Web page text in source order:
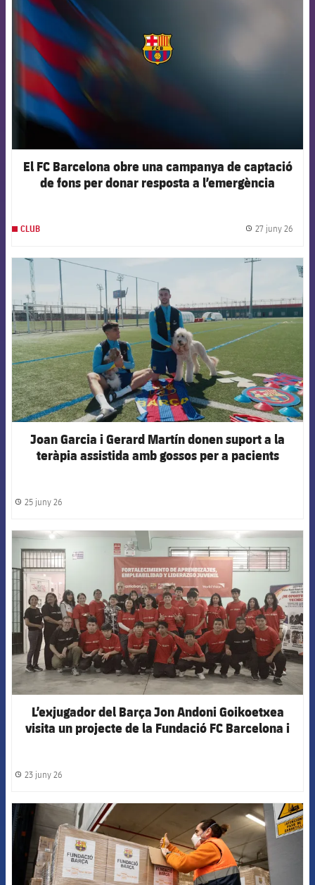
El FC Barcelona obre una campanya de captació
de fons per donar resposta a l’emergència
CLUB 27 juny 26
FCB Barcelona badge
Joan Garcia i Gerard Martín donen suport a la
teràpia assistida amb gossos per a pacients
label.share.clock
25 juny 26
FCB Barcelona badge
L’exjugador del Barça Jon Andoni Goikoetxea
visita un projecte de la Fundació FC Barcelona i
label.share.clock
23 juny 26
FCB Barcelona badge